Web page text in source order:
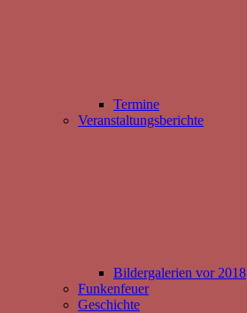
Termine
Veranstaltungsberichte
Bildergalerien vor 2018
Funkenfeuer
Geschichte